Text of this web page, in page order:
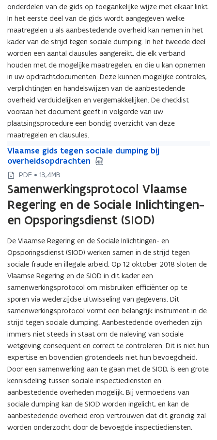
onderdelen van de gids op toegankelijke wijze met elkaar linkt.
In het eerste deel van de gids wordt aangegeven welke
maatregelen u als aanbestedende overheid kan nemen in het
kader van de strijd tegen sociale dumping. In het tweede deel
worden een aantal clausules aangereikt, die elk verband
houden met de mogelijke maatregelen, en die u kan opnemen
in uw opdrachtdocumenten. Deze kunnen mogelijke controles,
verplichtingen en handelswijzen van de aanbestedende
overheid verduidelijken en vergemakkelijken. De checklist
vooraan het document geeft in volgorde van uw
plaatsingsprocedure een bondig overzicht van deze
maatregelen en clausules.
a
a
m
s
e
g
d
t
e
g
e
n
s
o
c
i
a
l
e
d
u
m
i
n
Vlaamse gids tegen sociale dumping bij
overheidsopdrachten
V
l
a
a
m
s
e
g
d
s
t
e
e
n
s
o
c
i
a
l
e
d
u
m
p
i
PDF • 13,4MB
Samenwerkingsprotocol Vlaamse
Regering en de Sociale Inlichtingen-
en Opsporingsdienst (SIOD)
De Vlaamse Regering en de Sociale Inlichtingen- en
Opsporingsdienst (SIOD) werken samen in de strijd tegen
sociale fraude en illegale arbeid. Op 12 oktober 2018 sloten de
Vlaamse Regering en de SIOD in dit kader een
samenwerkingsprotocol om misbruiken efficiënter op te
sporen via wederzijdse uitwisseling van gegevens. Dit
samenwerkingsprotocol vormt een belangrijk instrument in de
strijd tegen sociale dumping. Aanbestedende overheden zijn
immers niet steeds in staat om de naleving van sociale
wetgeving consequent en correct te controleren. Dit is niet hun
expertise en bovendien grotendeels niet hun bevoegdheid.
Door een samenwerking aan te gaan met de SIOD, is een grote
kennisdeling tussen sociale inspectiediensten en
aanbestedende overheden mogelijk. Bij vermoedens van
sociale dumping kan de SIOD worden ingelicht, en kan de
aanbestedende overheid erop vertrouwen dat dit grondig zal
worden onderzocht door de bevoegde inspectiediensten.